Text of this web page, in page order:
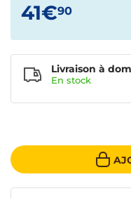
41€90
Livraison à
En stock